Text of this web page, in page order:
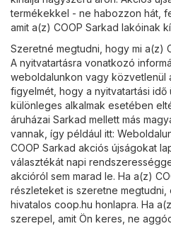
termékekkel - ne habozzon hát,
amit a(z) COOP Sarkad lakóinak
Szeretné megtudni, hogy mi a(z)
A nyitvatartásra vonatkozó
weboldalunkon vagy közvetlenül
figyelmét, hogy a nyitvatartási
különleges alkalmak esetében
áruházai Sarkad mellett más
vannak, így például itt:
COOP Sarkad akciós újságokat
választékát napi
akcióról sem marad le. Ha a(z)
részleteket is szeretne megtudni,
hivatalos coop.hu honlapra. Ha
szerepel, amit Ön keres, ne